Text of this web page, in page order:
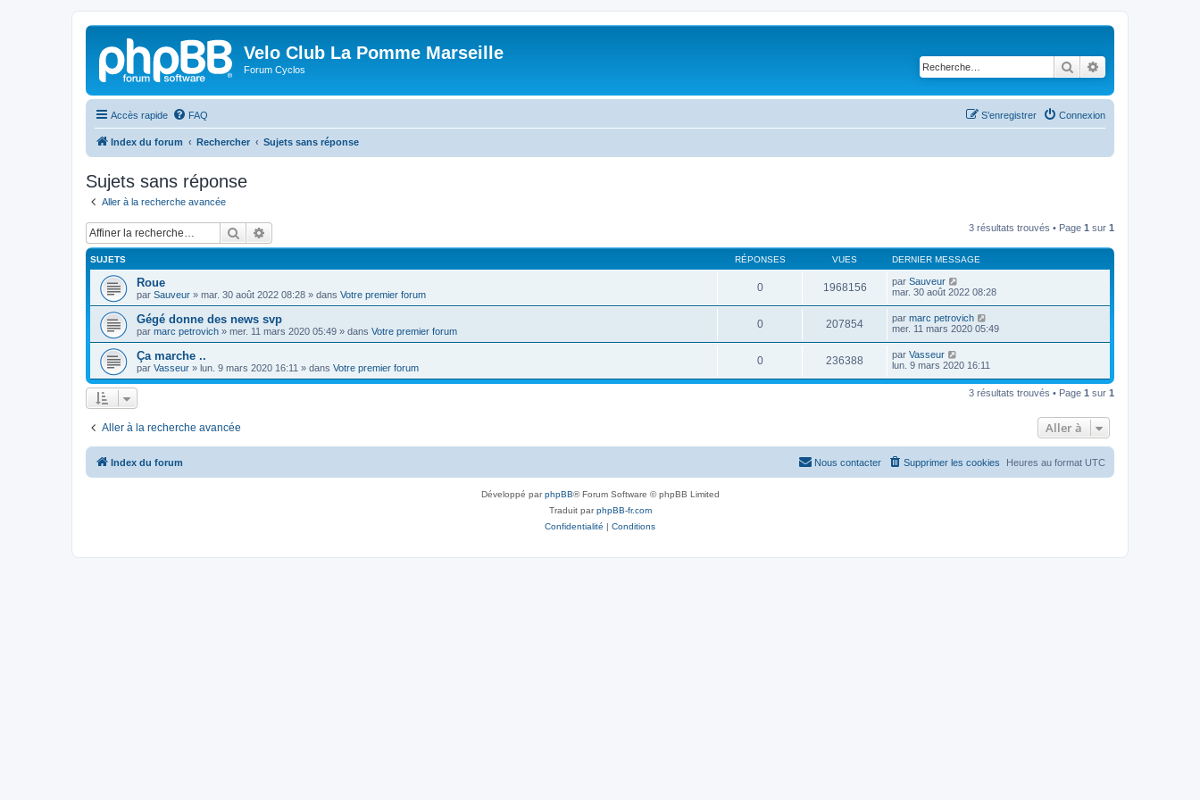
Velo Club La Pomme Marseille
Forum Cyclos Rechercher
Accès rapide FAQ Connexion
S’enregistrer
Index du forum Rechercher Sujets sans réponse
Sujets sans réponse
Aller à la recherche avancée
Rechercher 3 résultats trouvés • Page 1 sur 1
SUJETS RÉPONSES VUES DERNIER MESSAGE
Roue
par Sauveur » mar. 30 août 2022 08:28 » dans Votre premier forum
0 1968156 par Sauveur
mar. 30 août 2022 08:28
Gégé donne des news svp
par marc petrovich » mer. 11 mars 2020 05:49 » dans Votre premier forum
0 207854 par marc petrovich
mer. 11 mars 2020 05:49
Ça marche ..
par Vasseur » lun. 9 mars 2020 16:11 » dans Votre premier forum
0 236388 par Vasseur
lun. 9 mars 2020 16:11
3 résultats trouvés • Page 1 sur 1
Aller à la recherche avancée Aller à
Index du forum Heures au format UTC
Supprimer les cookies
Nous contacter
Développé parphpBB® Forum Software © phpBB Limited
Traduit parphpBB-fr.com
Confidentialité | Conditions